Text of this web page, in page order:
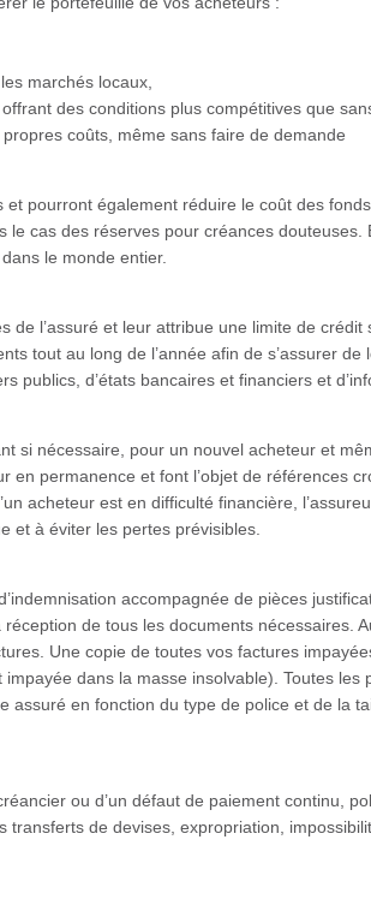
marchés locaux,
des conditions plus compétitives que
coûts, même sans faire de demande
pourront également réduire le coût des fonds.
le cas des réserves pour créances douteuses.
le monde entier.
l’assuré et leur attribue une limite de crédit
tout au long de l’année afin de s’assurer de
publics, d’états bancaires et financiers et
si nécessaire, pour un nouvel acheteur et
permanence et font l’objet de références
acheteur est en difficulté financière,
et à éviter les pertes prévisibles.
accompagnée de pièces
de tous les documents nécessaires.
Une copie de toutes vos factures
dans la masse insolvable). Toutes les
assuré en fonction du type de police et de la
ou d’un défaut de paiement continu,
de devises, expropriation,